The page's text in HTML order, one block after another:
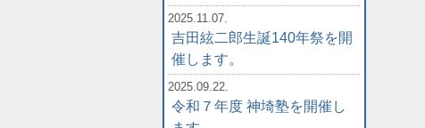
2025.11.07.
吉田絃二郎生誕140年祭を開
催します。
2025.09.22.
令和７年度 神埼塾を開催し